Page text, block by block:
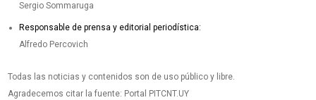
Sergio Sommaruga
Responsable de prensa y editorial periodística:
Alfredo Percovich
Todas las noticias y contenidos son de uso público y libre.
Agradecemos citar la fuente: Portal PITCNT.UY